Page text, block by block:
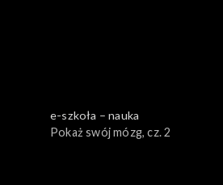
e-szkoła – nauka
Pokaż swój mózg, cz. 2